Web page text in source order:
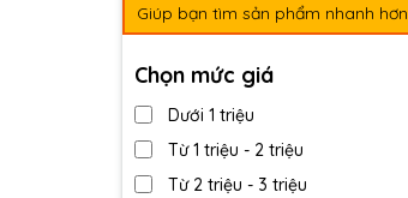
Giúp bạn tìm sản phẩm nhanh hơn
Chọn mức giá
Dưới 1 triệu
Từ 1 triệu - 2 triệu
Từ 2 triệu - 3 triệu